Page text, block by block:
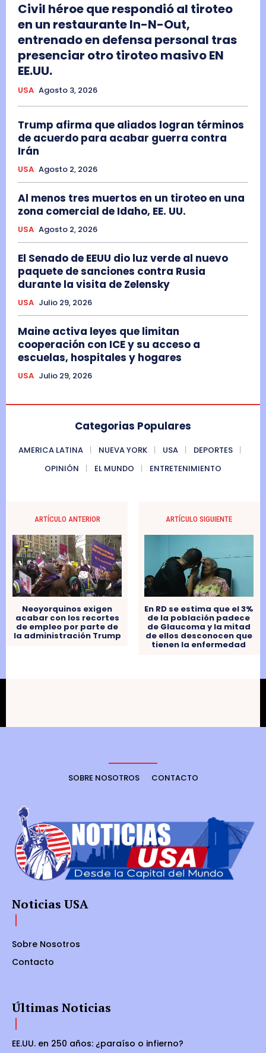
Civil héroe que respondió al tiroteo
en un restaurante In-N-Out,
entrenado en defensa personal tras
presenciar otro tiroteo masivo EN
EE.UU.
USA Agosto 3, 2026
Trump afirma que aliados logran términos
de acuerdo para acabar guerra contra
Irán
USA Agosto 2, 2026
Al menos tres muertos en un tiroteo en una
zona comercial de Idaho, EE. UU.
USA Agosto 2, 2026
El Senado de EEUU dio luz verde al nuevo
paquete de sanciones contra Rusia
durante la visita de Zelensky
USA Julio 29, 2026
Maine activa leyes que limitan
cooperación con ICE y su acceso a
escuelas, hospitales y hogares
USA Julio 29, 2026
Categorias Populares
AMERICA LATINA NUEVA YORK USA
DEPORTES
OPINIÓN
EL MUNDO ENTRETENIMIENTO
ARTÍCULO ANTERIOR
Neoyorquinos exigen
acabar con los recortes
de empleo por parte de
la administración Trump
ARTÍCULO SIGUIENTE
En RD se estima que el 3%
de la población padece
de Glaucoma y la mitad
de ellos desconocen que
tienen la enfermedad
SOBRE NOSOTROS CONTACTO
Noticias USA
Sobre Nosotros
Contacto
Últimas Noticias
EE.UU. en 250 años: ¿paraíso o infierno?